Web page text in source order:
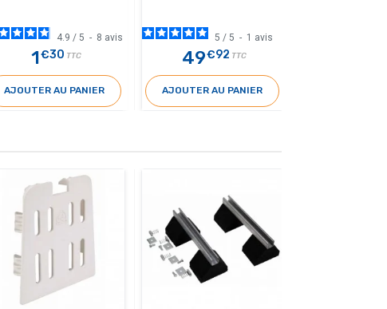
4.9 / 5 - 8 avis
1€30 TTC
AJOUTER AU PANIER
5 / 5 - 1 avis
49€92 TTC
AJOUTER AU PANIER